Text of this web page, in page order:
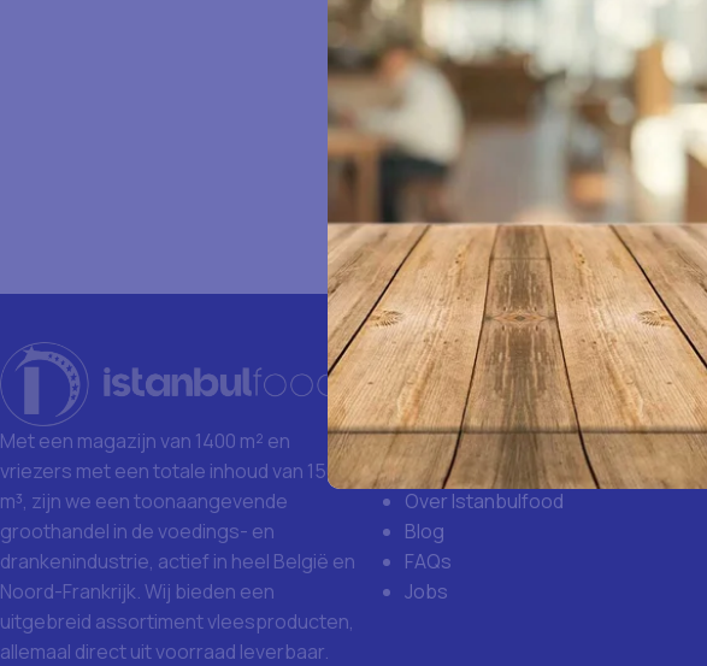
Met een magazijn van 1400 m² en
vriezers met een totale inhoud van 1500
m³, zijn we een toonaangevende
groothandel in de voedings- en
drankenindustrie, actief in heel België en
Noord-Frankrijk. Wij bieden een
uitgebreid assortiment vleesproducten,
allemaal direct uit voorraad leverbaar.
Istanbulfood
Waarom Istanbulfood?
Grote aankoop
Missie en visie
Over Istanbulfood
Blog
FAQs
Jobs